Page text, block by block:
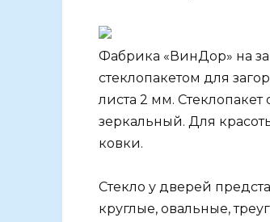
Фабрика «ВинДор» на
стеклопакетом для
листа 2 мм.
зеркальный. Для
ковки.
Стекло у дверей
круглые, овальные,